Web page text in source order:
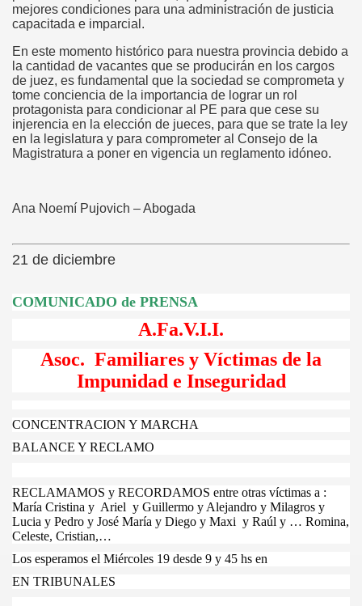
mejores condiciones para una administración de justicia
capacitada e imparcial.
En este momento histórico para nuestra provincia debido a
la cantidad de vacantes que se producirán en los cargos
de juez, es fundamental que la sociedad se comprometa y
tome conciencia de la importancia de lograr un rol
protagonista para condicionar al PE para que cese su
injerencia en la elección de jueces, para que se trate la ley
en la legislatura y para comprometer al Consejo de la
Magistratura a poner en vigencia un reglamento idóneo.
Ana Noemí Pujovich – Abogada
21 de diciembre
COMUNICADO de PRENSA
A.Fa.V.I.I.
Asoc. Familiares y Víctimas de la
Impunidad e Inseguridad
CONCENTRACION Y MARCHA
BALANCE Y RECLAMO
RECLAMAMOS y RECORDAMOS entre otras víctimas a :
María Cristina y Ariel y Guillermo y Alejandro y Milagros y
Lucia y Pedro y José María y Diego y Maxi y Raúl y … Romina,
Celeste, Cristian,…
Los esperamos el Miércoles 19 desde 9 y 45 hs en
EN TRIBUNALES